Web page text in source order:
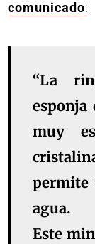
comunicado:
“La
esponja
muy
permite
agua.
Este